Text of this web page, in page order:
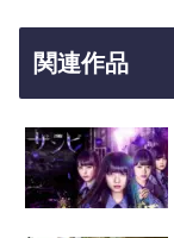
関連作品